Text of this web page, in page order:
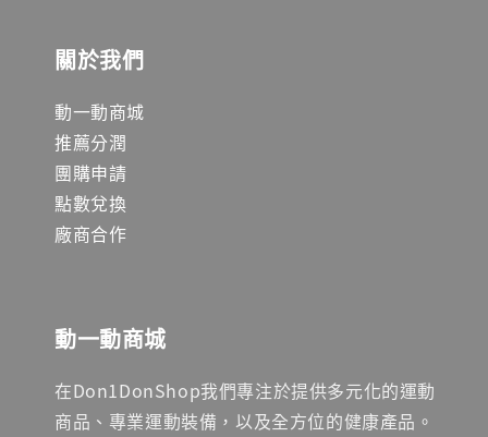
關於我們
動一動商城
推薦分潤
團購申請
點數兌換
廠商合作
動一動商城
在Don1DonShop我們專注於提供多元化的運動
商品、專業運動裝備，以及全方位的健康產品。